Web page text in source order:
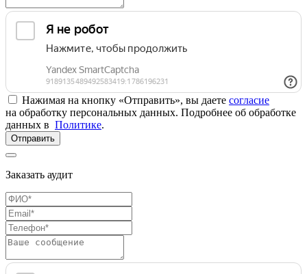
Нажимая на кнопку «Отправить», вы даете согласие
на обработку персональных данных. Подробнее об обработке
данных в Политике.
Отправить
Заказать аудит